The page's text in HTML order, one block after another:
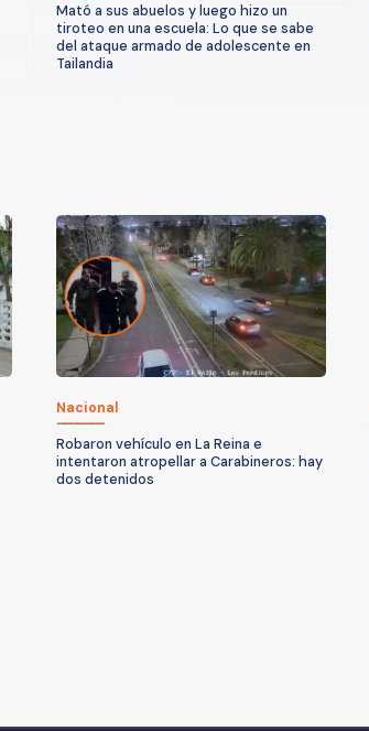
Mató a sus abuelos y luego hizo un
tiroteo en una escuela: Lo que se sabe
del ataque armado de adolescente en
Tailandia
Nacional
Robaron vehículo en La Reina e
intentaron atropellar a Carabineros: hay
dos detenidos